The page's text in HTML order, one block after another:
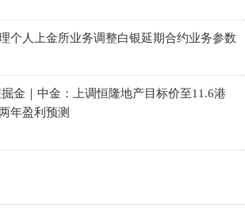
个人上金所业务调整白银延期合约业务参数
金｜中金：上调恒隆地产目标价至11.6港
年盈利预测